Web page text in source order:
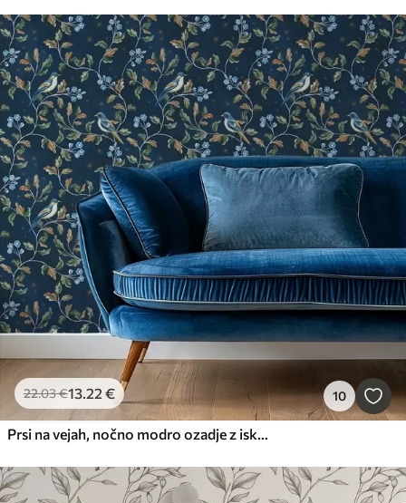
22.03€13.22 € 10
Prsi na vejah, nočno modro ozadje z iskrami